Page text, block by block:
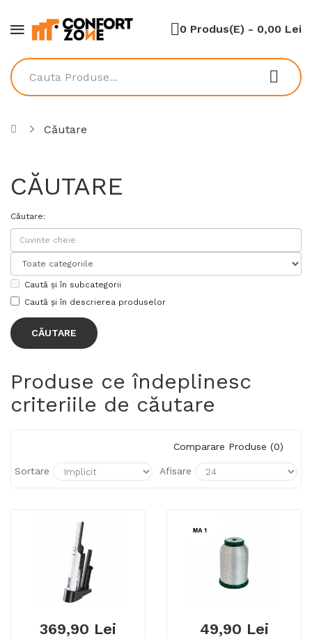
0 Produs(e) - 0,00 Lei
Căutare
CĂUTARE
Căutare:
Caută și în subcategorii
Caută și în descrierea produselor
Produse ce îndeplinesc
criteriile de căutare
Comparare Produse (0)
Sortare Afisare
369,90 Lei 49,90 Lei